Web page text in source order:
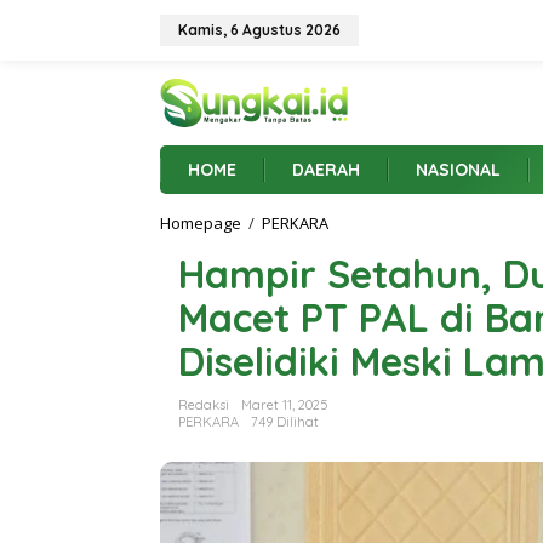
Kamis, 6 Agustus 2026
HOME DAERAH NASIONAL
Homepage / PERKARA
m
p
i
r
S
e
u
Hampir Setahun,
Macet PT PAL di
Diselidiki Meski
Redaksi
Maret 11, 2025
PERKARA
749 Dilihat